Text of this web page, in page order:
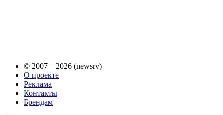
© 2007—2026 (newsrv)
О проекте
Реклама
Контакты
Брендам